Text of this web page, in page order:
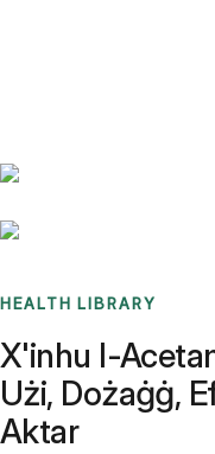
HEALTH LIBRARY
X'inhu l-
Użi, Dożaġġ,
Aktar